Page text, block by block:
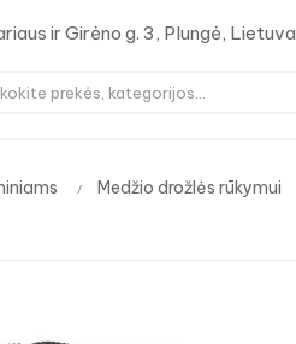
ir Girėno g. 3, Plungė, Lietuva
Medžio drožlės rūkymui